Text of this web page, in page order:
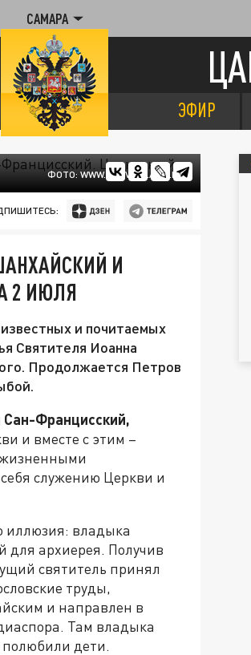
САМАРА
ЭФИР
ФОТО: WWW.PRAVOSLAVIE.RU
И
2 ИЮЛЯ
и почитаемых
Святителя Иоанна
Продолжается Петров
Сан-Францисский,
и вместе с этим –
служению Церкви и
иллюзия: владыка
для архиерея. Получив
святитель принял
труды,
и направлен в
Там владыка
полюбили дети.